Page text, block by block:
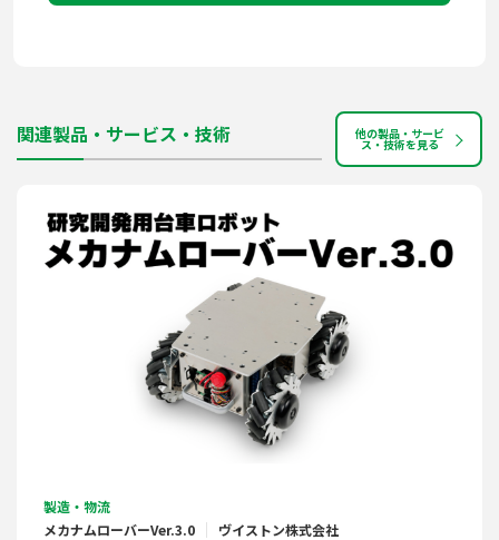
関連製品・サービス・技術 他の製品・サービ
ス・技術を見る
製造・物流
メカナムローバーVer.3.0
ヴイストン株式会社